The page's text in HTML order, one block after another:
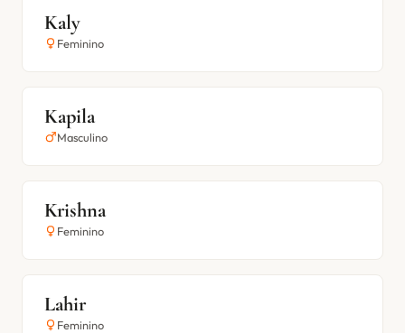
Kaly
Feminino
Kapila
Masculino
Krishna
Feminino
Lahir
Feminino